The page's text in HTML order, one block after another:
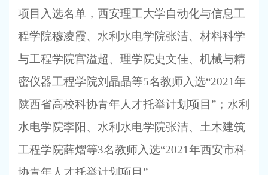
项目入选名单，西安理工大学自动化与信息工
程学院穆凌霞、水利水电学院张洁、材料科学
与工程学院宫溢超、理学院史文佳、机械与精
密仪器工程学院刘晶晶等5名教师入选“2021年
陕西省高校科协青年人才托举计划项目”；水利
水电学院李阳、水利水电学院张洁、土木建筑
工程学院薛熠等3名教师入选“2021年西安市科
协青年人才托举计划项目”。